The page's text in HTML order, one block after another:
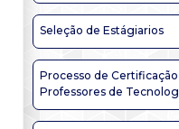
Seleção de Estágiarios
Processo de
Professores de